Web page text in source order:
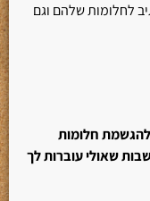
לחלומות שלהם וגם
חלומות
שאולי עוברות לך